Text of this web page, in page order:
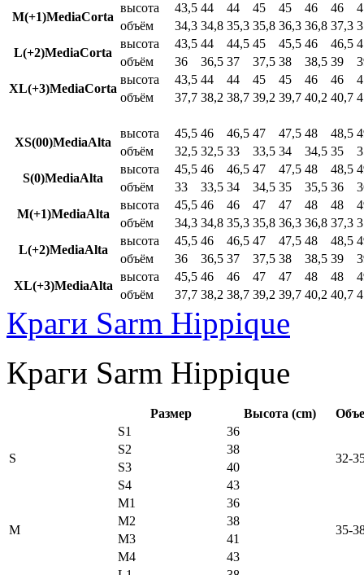
M(+1)MediaCorta
высота 43,5 44 44 45 45 46 46
объём
34,3 34,8 35,3 35,8 36,3 36,8 37,3
L(+2)MediaCorta
высота 43,5 44 44,5 45 45,5 46 46,5
объём
36 36,5 37 37,5 38 38,5 39
XL(+3)MediaCorta
высота 43,5 44 44 45 45 46 46
объём
37,7 38,2 38,7 39,2 39,7 40,2 40,7
XS(00)MediaAlta
высота 45,5 46 46,5 47 47,5 48 48,5
объём
32,5 32,5 33 33,5 34 34,5 35
S(0)MediaAlta
высота 45,5 46 46,5 47 47,5 48 48,5
объём
33 33,5 34 34,5 35 35,5 36
M(+1)MediaAlta
высота 45,5 46 46 47 47 48 48
объём
34,3 34,8 35,3 35,8 36,3 36,8 37,3
L(+2)MediaAlta
высота 45,5 46 46,5 47 47,5 48 48,5
объём
36 36,5 37 37,5 38 38,5 39
XL(+3)MediaAlta
высота 45,5 46 46 47 47 48 48
объём
37,7 38,2 38,7 39,2 39,7 40,2 40,7
Краги Sarm Hippique
Краги Sarm Hippique
Размер Высота (cm)
S
S1
36
32-
S2
38
S3
40
S4
43
M
M1
36
35-
M2
38
M3
41
M4
43